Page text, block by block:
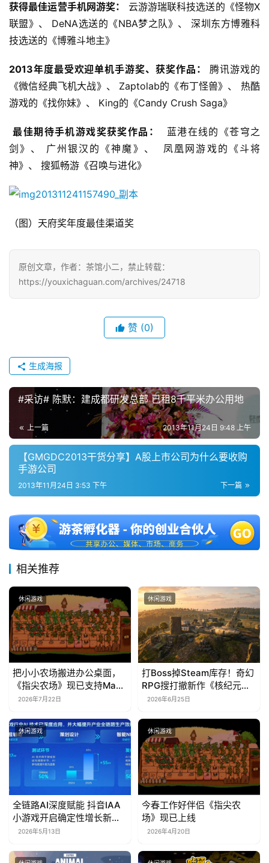
对
接
上
海
站
文
中
)
获得最佳运营手机网游奖：
云游游瑞联科技选送的《怪物X
联盟》、 DeNA选送的《NBA梦之队》、 深圳东方博雅科
技选送的《博雅斗地主》
2013年度最受欢迎单机手游奖、获奖作品：
腾讯游戏的
《微信经典飞机大战》、 Zaptolab的《布丁怪兽》、 热酷
游戏的《找你妹》、 King的《Candy Crush Saga》
最佳期待手机游戏奖获奖作品：
蓝港在线的《苍穹之
剑》、 广州银汉的《神魔》、  凤凰网游戏的《斗将
神》、 搜狐畅游《召唤与进化》
（图）天府奖年度最佳渠道奖
原创文章，作者：茶馆小二，禁止转载：
https://youxichaguan.com/archives/24718
赞 (0)
生成海报
#采访# 陈默：建成都研发总部 已租8千平米办公用地
上一篇 2013年11月24日 9:48 上午
【GMGDC2013干货分享】A股上市公司为什么要收购
手游公司
下一篇
2013年11月24日 3:53 下午
相关推荐
休闲游戏
把小小农场搬进办公桌面，
《指尖农场》现已支持Mac
系统！
2026年7月22日
休闲游戏
打Boss掉Steam库存！奇幻
RPG搜打撤新作《核纪元》
正式上线Steam：武器属性
2026年6月25日
休闲游戏
全链路AI深度赋能 抖音IAA
小游戏开启确定性增长新周
期2026年5月13日
休闲游戏
今春工作好伴侣《指尖农
场》现已上线
2026年4月20日